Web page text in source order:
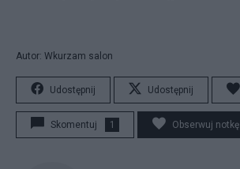
Autor: Wkurzam salon
Udostępnij Udostępnij
Skomentuj 1 Obserwuj notkę